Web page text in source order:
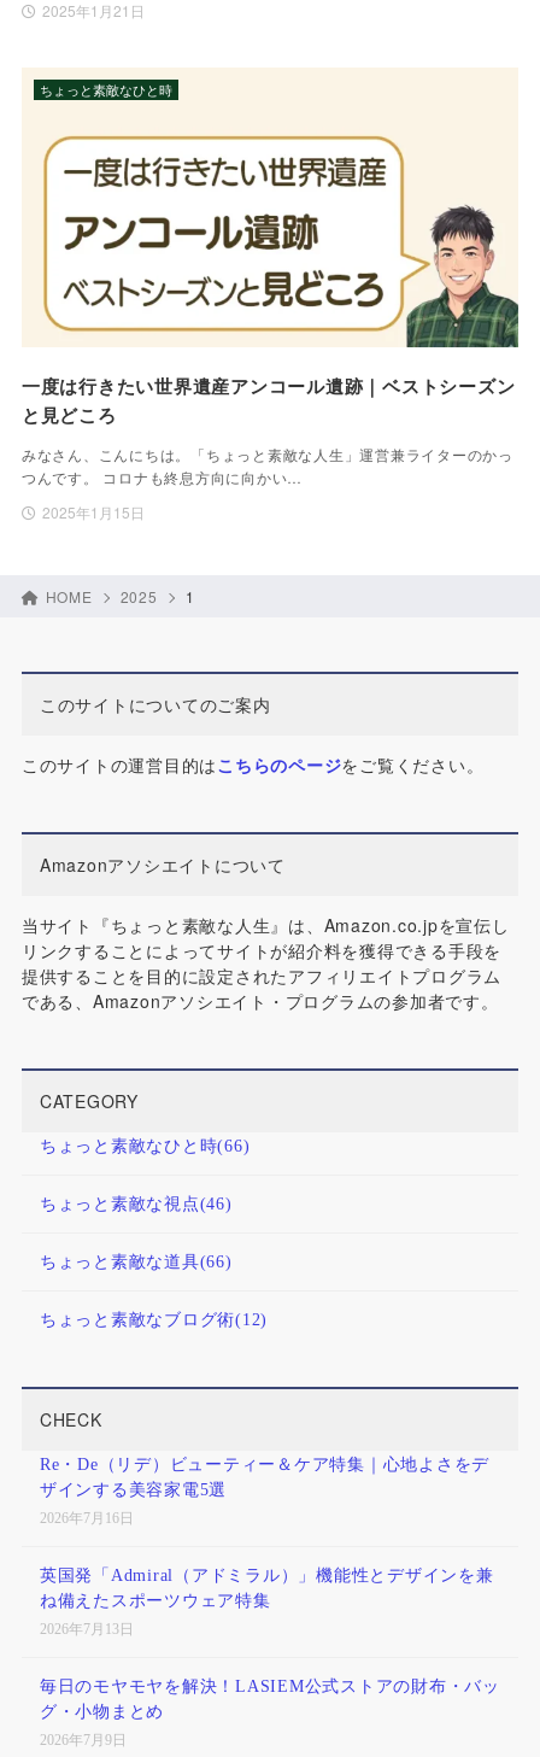
2025年1月21日
一度は行きたい世界遺産アンコール遺跡｜ベストシーズン
と見どころ
みなさん、こんにちは。「ちょっと素敵な人生」運営兼ライターのかっ
つんです。 コロナも終息方向に向かい…
2025年1月15日
ちょっと素敵なひと時
HOME 2025 1
このサイトについてのご案内
このサイトの運営目的はこちらのページをご覧ください。
Amazonアソシエイトについて
当サイト『ちょっと素敵な人生』は、Amazon.co.jpを宣伝し
リンクすることによってサイトが紹介料を獲得できる手段を
提供することを目的に設定されたアフィリエイトプログラム
である、Amazonアソシエイト・プログラムの参加者です。
CATEGORY
ちょっと素敵なひと時(66)
ちょっと素敵な視点(46)
ちょっと素敵な道具(66)
ちょっと素敵なブログ術(12)
CHECK
Re・De（リデ）ビューティー＆ケア特集｜心地よさをデ
ザインする美容家電5選
2026年7月16日
英国発「Admiral（アドミラル）」機能性とデザインを兼
ね備えたスポーツウェア特集
2026年7月13日
毎日のモヤモヤを解決！LASIEM公式ストアの財布・バッ
グ・小物まとめ
2026年7月9日